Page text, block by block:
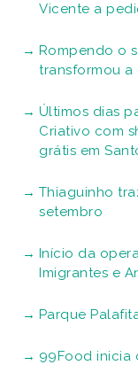
Vicente a
Rompendo o
transformou a
Últimos dias
Criativo com
grátis em
Thiaguinho
setembro
Início da
Imigrantes e
Parque
99Food inicia